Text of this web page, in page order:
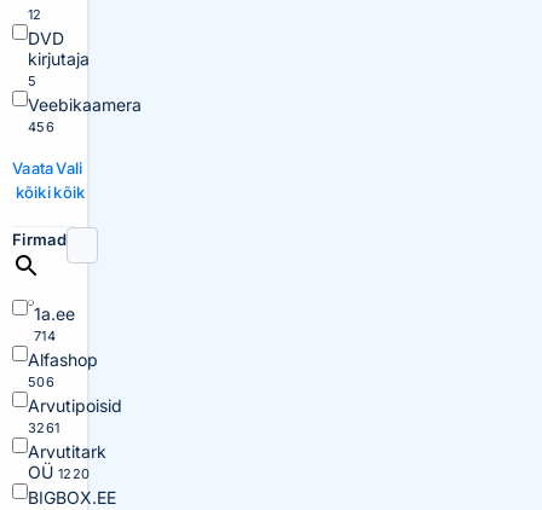
12
DVD
kirjutaja
5
Veebikaamera
456
Vaata
kõiki
Vali
kõik
Firmad
1a.ee
714
Alfashop
506
Arvutipoisid
3261
Arvutitark
OÜ 1220
BIGBOX.EE